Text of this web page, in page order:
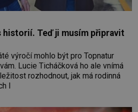
historií. Teď ji musím připravit
výročí mohlo být pro Topnatur
Lucie Ticháčková ho ale vnímá
rozhodnout, jak má rodinná
l